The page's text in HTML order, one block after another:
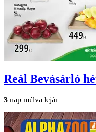
Reál Bevásárló
3 nap múlva lejár